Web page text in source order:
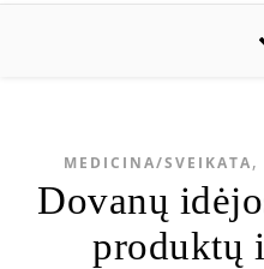
MEDICINA/SVEIKATA,
Dovanų
produktų